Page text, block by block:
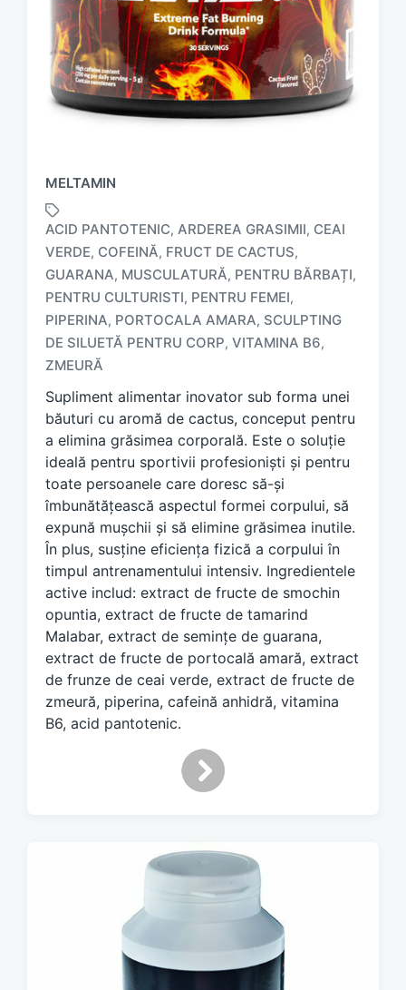
MELTAMIN
T
a
g
e
d
w
t
h
ACID PANTOTENIC, ARDEREA GRASIMII, CEAI
VERDE, COFEINĂ, FRUCT DE CACTUS,
GUARANA, MUSCULATURĂ, PENTRU BĂRBAȚI,
PENTRU CULTURISTI, PENTRU FEMEI,
PIPERINA, PORTOCALA AMARA, SCULPTING
DE SILUETĂ PENTRU CORP, VITAMINA B6,
ZMEURĂ
Supliment alimentar inovator sub forma unei
băuturi cu aromă de cactus, conceput pentru
a elimina grăsimea corporală. Este o soluție
ideală pentru sportivii profesioniști și pentru
toate persoanele care doresc să-și
îmbunătățească aspectul formei corpului, să
expună mușchii și să elimine grăsimea inutile.
În plus, susține eficiența fizică a corpului în
timpul antrenamentului intensiv. Ingredientele
active includ: extract de fructe de smochin
opuntia, extract de fructe de tamarind
Malabar, extract de semințe de guarana,
extract de fructe de portocală amară, extract
de frunze de ceai verde, extract de fructe de
zmeură, piperina, cafeină anhidră, vitamina
B6, acid pantotenic.